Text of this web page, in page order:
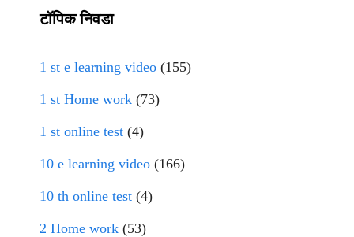
टॉपिक निवडा
1 st e learning video (155)
1 st Home work (73)
1 st online test (4)
10 e learning video (166)
10 th online test (4)
2 Home work (53)